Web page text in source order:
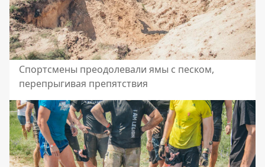
Спортсмены преодолевали ямы с песком,
перепрыгивая препятствия